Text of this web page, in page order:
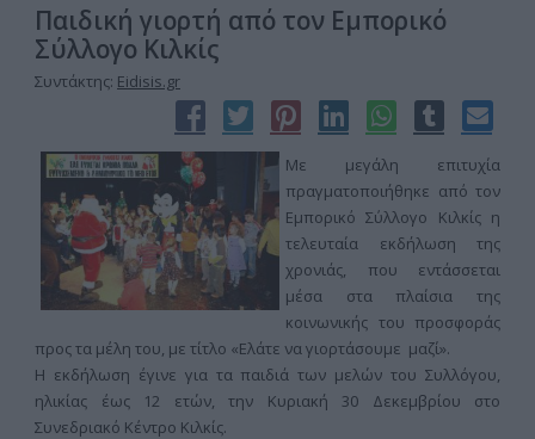
Παιδική γιορτή από τον Εμπορικό
Σύλλογο Κιλκίς
Συντάκτης: Eidisis.gr
Με μεγάλη επιτυχία
πραγματοποιήθηκε από τον
Εμπορικό Σύλλογο Κιλκίς η
τελευταία εκδήλωση της
χρονιάς, που εντάσσεται
μέσα στα πλαίσια της
κοινωνικής του προσφοράς
προς τα μέλη του, με τίτλο «Ελάτε να γιορτάσουμε μαζί».
Η εκδήλωση έγινε για τα παιδιά των μελών του Συλλόγου,
ηλικίας έως 12 ετών, την Κυριακή 30 Δεκεμβρίου στο
Συνεδριακό Κέντρο Κιλκίς.